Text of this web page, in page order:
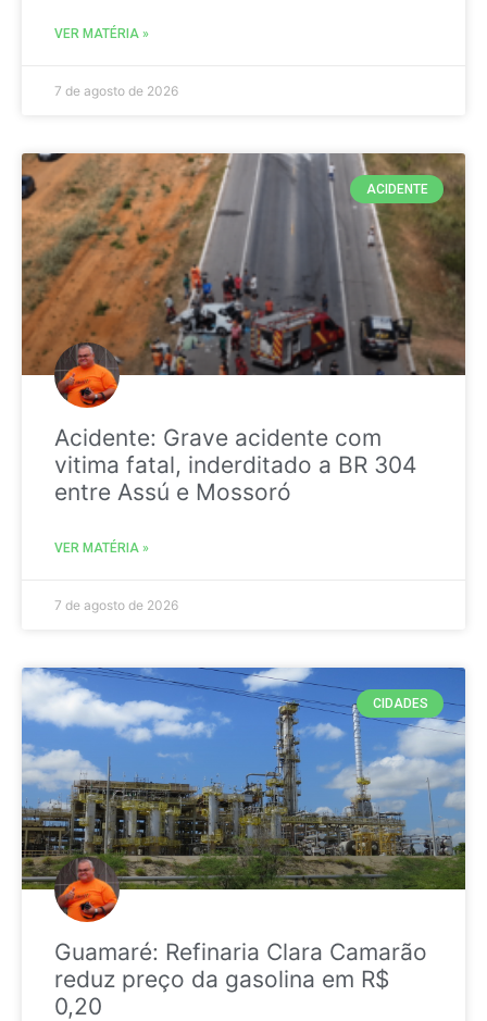
VER MATÉRIA »
7 de agosto de 2026
ACIDENTE
Acidente: Grave acidente com
vitima fatal, inderditado a BR 304
entre Assú e Mossoró
VER MATÉRIA »
7 de agosto de 2026
CIDADES
Guamaré: Refinaria Clara Camarão
reduz preço da gasolina em R$
0,20